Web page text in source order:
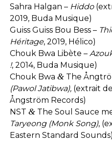
Sahra Halgan – Hiddo
2019, Buda Musique)
Guiss Guiss Bou Bess –
Héritage, 2019, Hélico)
Chouk Bwa Libète –
!, 2014, Buda Musique)
Chouk Bwa & The
(Pawol Jatibwa), (extrait de
Ångström Records)
NST & The Soul Sauce
Taryeong (Monk Song),
Eastern Standard Sounds)